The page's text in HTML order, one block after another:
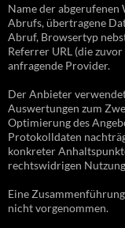
Name der abgerufenen
Abrufs, übertragene
Abruf, Browsertyp
Referrer URL (die
anfragende Provider.
Der Anbieter
Auswertungen zum
Optimierung des
Protokolldaten
konkreter
rechtswidrigen
Eine
nicht vorgenommen.